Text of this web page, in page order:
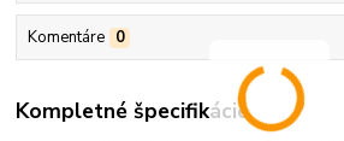
Komentáre 0
Kompletné špecifikácie